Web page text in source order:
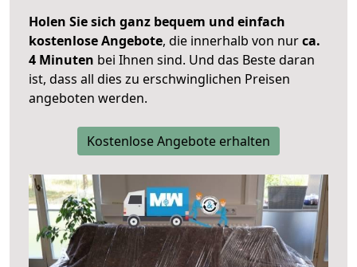
Holen Sie sich ganz bequem und einfach
kostenlose Angebote, die innerhalb von nurca.
4 Minuten bei Ihnen sind. Und das Beste daran
ist, dass all dies zu erschwinglichen Preisen
angeboten werden.
Kostenlose Angebote erhalten